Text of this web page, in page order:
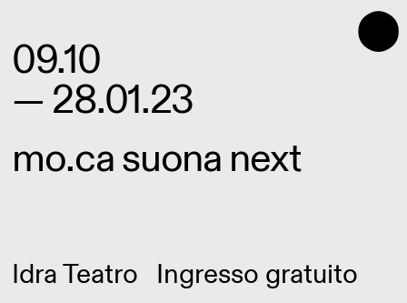
⬤
09.10
— 28.01.23
mo.ca suona next
Idra Teatro Ingresso gratuito